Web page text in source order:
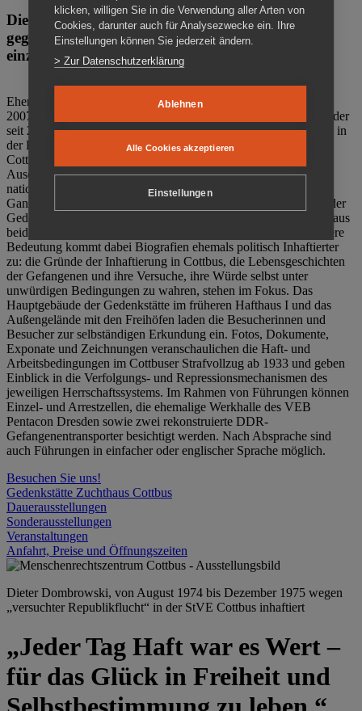
Die Gedenkstätte Zuchthaus Cottbus ist ein Ort
gegen das Vergessen. Anschaulich, nah und
einzigartig.
Ehemalige politische Häftlinge der DDR gründeten im Oktober
2007 den Verein Menschenrechtszentrum Cottbus e. V. (MRZ), der
seit 2011 Eigentümer des ehemaligen Gefängnisses (1860-2002) in
der Bautzener Straße und Träger der Gedenkstätte Zuchthaus
Cottbus ist. Im Zentrum der Arbeit der Gedenkstätte steht die
Auseinandersetzung mit politischem Unrecht während der
nationalsozialistischen Terrorherrschaft und der SED-Diktatur.
Ganzjährig zeigen mehrere Dauer- und Sonderausstellungen in der
Gedenkstätte Zuchthaus Cottbus Beispiele politischen Unrechts aus
beiden deutschen Diktaturen des 20. Jahrhunderts. Eine besondere
Bedeutung kommt dabei Biografien ehemals politisch Inhaftierter
zu: die Gründe der Inhaftierung in Cottbus, die Lebensgeschichten
der Gefangenen und ihre Versuche, ihre Würde selbst unter
unwürdigen Bedingungen zu wahren, stehen im Fokus. Das
Hauptgebäude der Gedenkstätte im früheren Hafthaus I und das
Außengelände mit den Freihöfen laden die Besucherinnen und
Besucher zur selbständigen Erkundung ein. Fotos, Dokumente,
Exponate und Zeichnungen veranschaulichen die Haft- und
Arbeitsbedingungen im Cottbuser Strafvollzug ab 1933 und geben
Einblick in die Verfolgungs- und Repressionsmechanismen des
jeweiligen Herrschaftssystems. Im Rahmen von Führungen können
Einzel- und Arrestzellen, die ehemalige Werkhalle des VEB
Pentacon Dresden sowie zwei rekonstruierte DDR-
Gefangenentransporter besichtigt werden. Nach Absprache sind
auch Führungen in einfacher oder englischer Sprache möglich.
Besuchen Sie uns!
Gedenkstätte Zuchthaus Cottbus
Dauerausstellungen
Sonderausstellungen
Veranstaltungen
Anfahrt, Preise und Öffnungszeiten
Dieter Dombrowski, von August 1974 bis Dezember 1975 wegen
„versuchter Republikflucht“ in der StVE Cottbus inhaftiert
„Jeder Tag Haft war es Wert –
für das Glück in Freiheit und
klicken, willigen Sie in die Verwendung aller Arten von
Cookies, darunter auch für Analysezwecke ein. Ihre
Einstellungen können Sie jederzeit ändern.
> Zur Datenschutzerklärung
Ablehnen
Alle Cookies akzeptieren
Einstellungen